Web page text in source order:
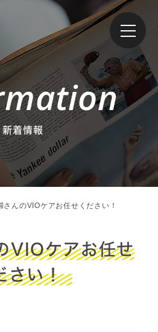
新着情報
さんのVIOケアお任せください！
VIOケアお任せ
さい！